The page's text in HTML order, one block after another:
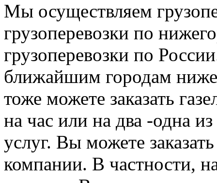
Мы осуществляем
грузоперевозки по
грузоперевозки по
ближайшим городам
тоже можете заказать
на час или на два -одна
услуг. Вы можете
компании. В частности,